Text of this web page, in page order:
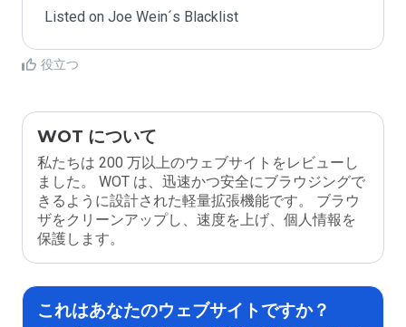
Listed on Joe Wein´s Blacklist
役立つ
WOT について
私たちは 200 万以上のウェブサイトをレビューし
ました。 WOT は、迅速かつ安全にブラウジングで
きるように設計された軽量拡張機能です。 ブラウ
ザをクリーンアップし、速度を上げ、個人情報を
保護します。
これはあなたのウェブサイトですか？